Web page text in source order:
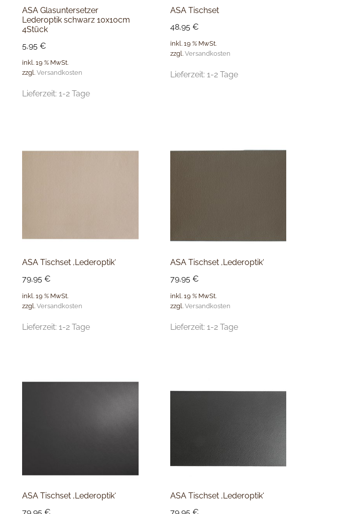
ASA Glasuntersetzer
Lederoptik schwarz 10x10cm
4Stück
5,95€
inkl. 19 % MwSt.
zzgl.Versandkosten
Lieferzeit:1-2 Tage
ASA Tischset
48,95€
inkl. 19 % MwSt.
zzgl.Versandkosten
Lieferzeit:1-2 Tage
ASA Tischset ‚Lederoptik‘
79,95€
inkl. 19 % MwSt.
zzgl.Versandkosten
Lieferzeit:1-2 Tage
ASA Tischset ‚Lederoptik‘
79,95€
inkl. 19 % MwSt.
zzgl.Versandkosten
Lieferzeit:1-2 Tage
ASA Tischset ‚Lederoptik‘
ASA Tischset ‚Lederoptik‘